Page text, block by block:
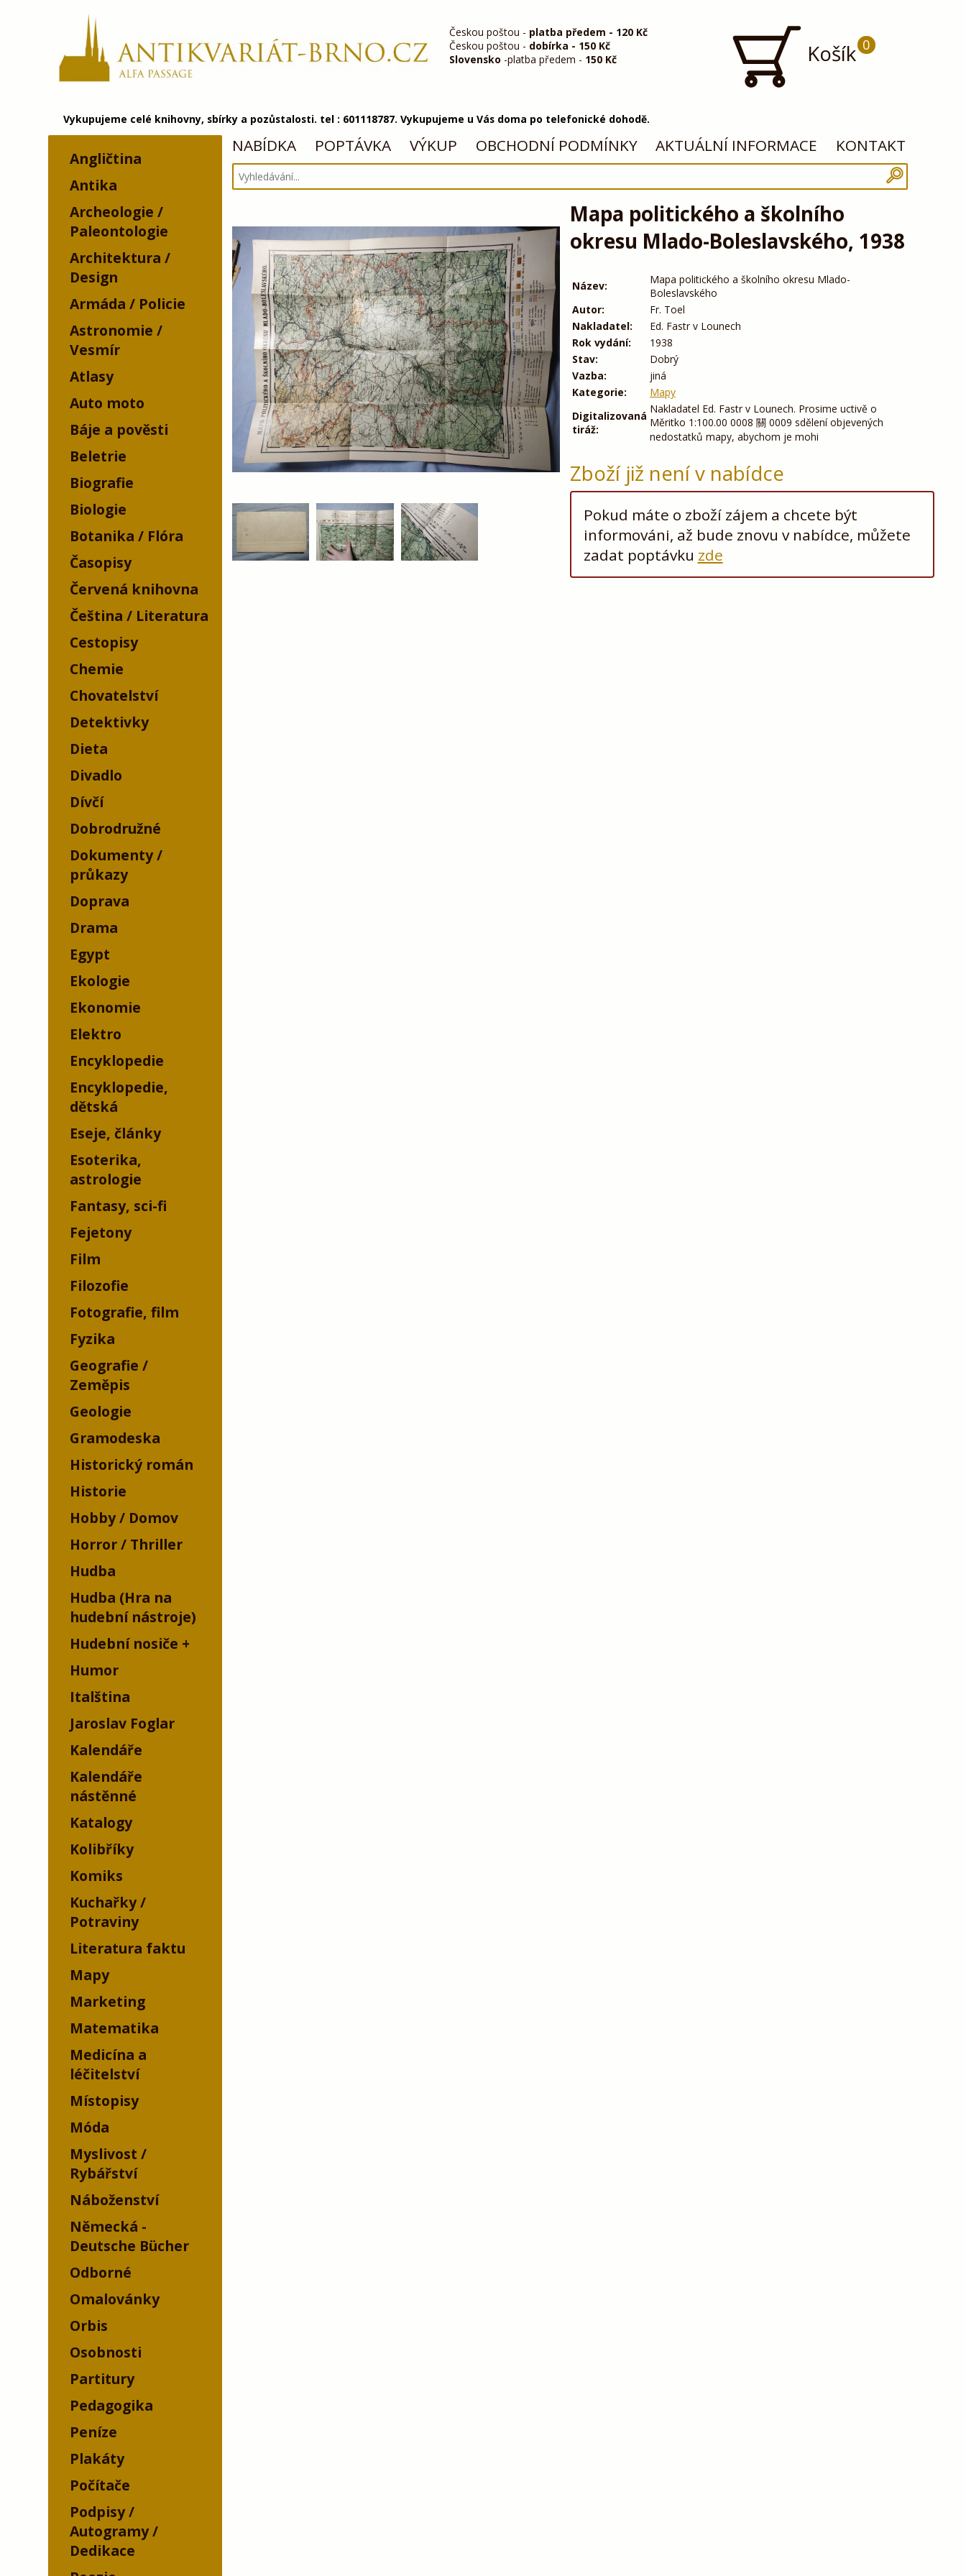
Českou poštou - platba předem - 120 Kč
Českou poštou - dobírka - 150 Kč
Slovensko -platba předem - 150 Kč Košík 0
Vykupujeme celé knihovny, sbírky a pozůstalosti. tel : 601118787. Vykupujeme u Vás doma po telefonické dohodě.
Angličtina
Antika
Archeologie /
Paleontologie
Architektura /
Design
Armáda / Policie
Astronomie /
Vesmír
Atlasy
Auto moto
Báje a pověsti
Beletrie
Biografie
Biologie
Botanika / Flóra
Časopisy
Červená knihovna
Čeština / Literatura
Cestopisy
Chemie
Chovatelství
Detektivky
Dieta
Divadlo
Dívčí
Dobrodružné
Dokumenty /
průkazy
Doprava
Drama
Egypt
Ekologie
Ekonomie
Elektro
Encyklopedie
Encyklopedie,
dětská
Eseje, články
Esoterika,
astrologie
Fantasy, sci-fi
Fejetony
Film
Filozofie
Fotografie, film
Fyzika
Geografie /
Zeměpis
Geologie
Gramodeska
Historický román
Historie
Hobby / Domov
Horror / Thriller
Hudba
Hudba (Hra na
hudební nástroje)
Hudební nosiče
Humor
Italština
Jaroslav Foglar
Kalendáře
Kalendáře
nástěnné
Katalogy
Kolibříky
Komiks
Kuchařky /
Potraviny
Literatura faktu
Mapy
Marketing
Matematika
Medicína a
léčitelství
Místopisy
Móda
Myslivost /
Rybářství
Náboženství
Německá -
Deutsche Bücher
Odborné
Omalovánky
Orbis
Osobnosti
Partitury
Pedagogika
Peníze
Plakáty
Počítače
Podpisy /
Autogramy /
Dedikace
NABÍDKA POPTÁVKA VÝKUP OBCHODNÍ PODMÍNKY AKTUÁLNÍ INFORMACE KONTAKT
Mapa politického a školního
okresu Mlado-Boleslavského, 1938
Název:
Mapa politického a školního okresu Mlado-
Boleslavského
Autor:
Fr. Toel
Nakladatel:
Ed. Fastr v Lounech
Rok vydání:
1938
Stav:
Dobrý
Vazba:
jiná
Kategorie:
Mapy
Digitalizovaná
tiráž:
Nakladatel Ed. Fastr v Lounech. Prosime uctivě o
Měritko 1:100.00 0008 關 0009 sdělení objevených
nedostatků mapy, abychom je mohi
Zboží již není v nabídce
Pokud máte o zboží zájem a chcete být
informováni, až bude znovu v nabídce, můžete
zadat poptávku zde